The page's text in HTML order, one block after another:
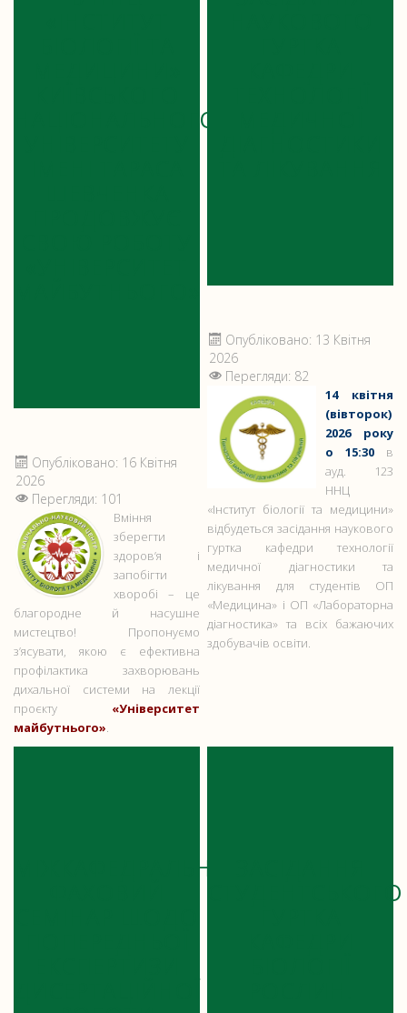
НАЦІОНАЛЬНОГО
Опубліковано: 16 Квітня
2026
Перегляди: 101
Вміння
зберегти
здоров’я і
запобігти
хворобі – це
благородне й насушне
мистецтво! Пропонуємо
з’ясувати, якою є ефективна
профілактика захворювань
дихальної системи на лекції
проєкту «Університет
майбутнього»
Опубліковано: 13 Квітня
2026
Перегляди: 82
14 квітня
(вівторок)
2026 року
о 15:30 в
ауд. 123
ННЦ
«Інститут біології та медицини»
відбудеться засідання наукового
гуртка кафедри технології
медичної діагностики та
лікування для студентів ОП
«Медицина» і ОП «Лабораторна
діагностика» та всіх бажаючих
здобувачів освіти.
МІЖКАФЕДРАЛЬНИЙ
ДИСЕРТАЦІЙНОЇ
СТУДЕНТСЬКОГО